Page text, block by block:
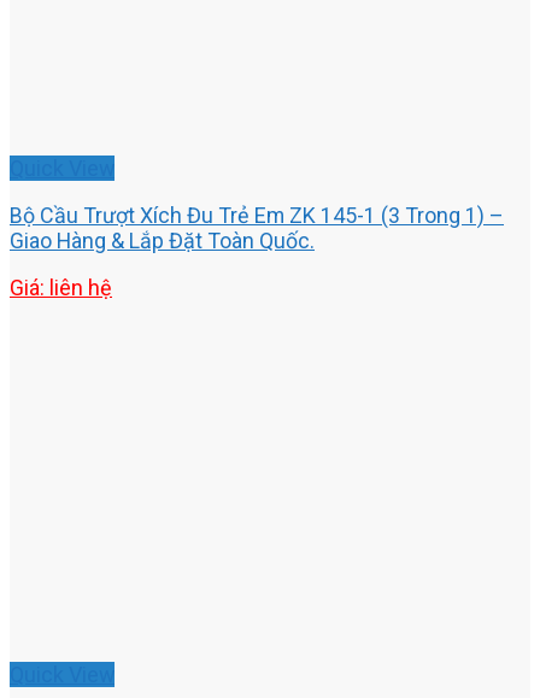
Bộ Cầu Trượt Xích Đu Trẻ Em ZK 145-1 (3 Trong 1) –
Giao Hàng & Lắp Đặt Toàn Quốc.
Giá: liên hệ